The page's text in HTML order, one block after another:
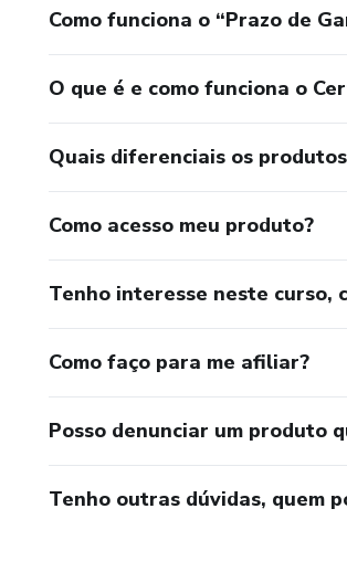
Como funciona o “Prazo de
O que é e como funciona o
Quais diferenciais os
Como acesso meu produto?
Tenho interesse neste curso,
Como faço para me afiliar?
Posso denunciar um produto
Tenho outras dúvidas, quem